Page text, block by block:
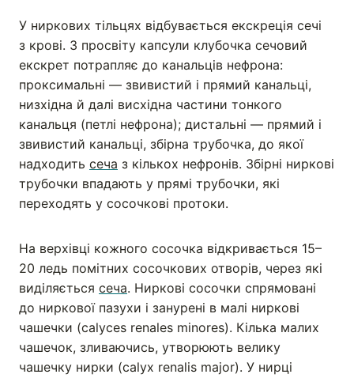
У ниркових тільцях відбувається екскреція сечі
з крові. З просвіту капсули клубочка сечовий
екскрет потрапляє до канальців нефрона:
проксимальні — звивистий і прямий канальці,
низхідна й далі висхідна частини тонкого
канальця (петлі нефрона); дистальні — прямий і
звивистий канальці, збірна трубочка, до якої
надходить сеча з кількох нефронів. Збірні ниркові
трубочки впадають у прямі трубочки, які
переходять у сосочкові протоки.
На верхівці кожного сосочка відкривається 15–
20 ледь помітних сосочкових отворів, через які
виділяється сеча. Ниркові сосочки спрямовані
до ниркової пазухи і занурені в малі ниркові
чашечки (calyces renales minores). Кілька малих
чашечок, зливаючись, утворюють велику
чашечку нирки (calyx renalis major). У нирці